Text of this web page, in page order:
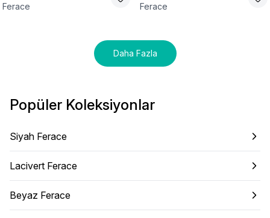
Ferace
Ferace
Daha Fazla
Popüler Koleksiyonlar
Siyah Ferace
Lacivert Ferace
Beyaz Ferace